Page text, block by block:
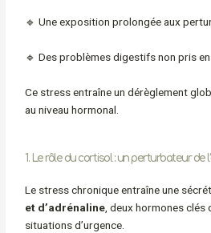
🔹 Une exposition prolongée aux
🔹 Des problèmes digestifs non pris en
Ce stress entraîne un dérèglement
au niveau hormonal.
1. Le rôle du cortisol : un perturbateur de
Le stress chronique entraîne une
et d’adrénaline, deux hormones clés
situations d’urgence.